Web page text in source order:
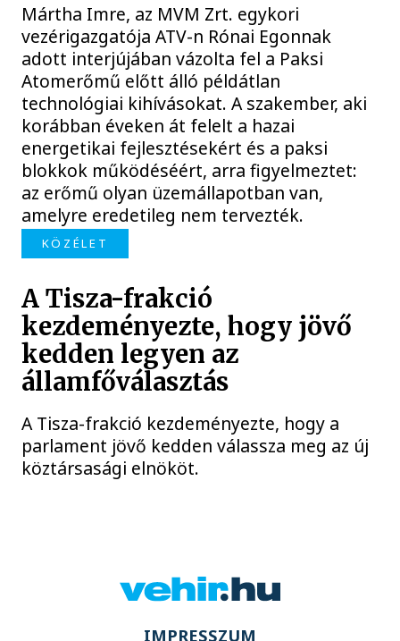
Mártha Imre, az MVM Zrt. egykori
vezérigazgatója ATV-n Rónai Egonnak
adott interjújában vázolta fel a Paksi
Atomerőmű előtt álló példátlan
technológiai kihívásokat. A szakember, aki
korábban éveken át felelt a hazai
energetikai fejlesztésekért és a paksi
blokkok működéséért, arra figyelmeztet:
az erőmű olyan üzemállapotban van,
amelyre eredetileg nem tervezték.
KÖZÉLET
A Tisza-frakció
kezdeményezte, hogy jövő
kedden legyen az
államfőválasztás
A Tisza-frakció kezdeményezte, hogy a
parlament jövő kedden válassza meg az új
köztársasági elnököt.
IMPRESSZUM